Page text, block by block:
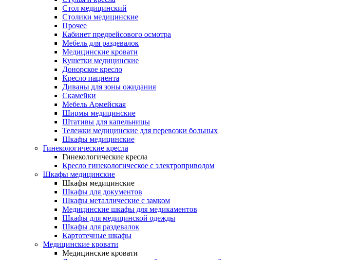
Стол медицинский
Столики медицинские
Прочее
Кабинет предрейсового осмотра
Мебель для раздевалок
Медицинские кровати
Кушетки медицинские
Донорское кресло
Кресло пациента
Диваны для зоны ожидания
Скамейки
Мебель Армейская
Ширмы медицинские
Штативы для капельницы
Тележки медицинские для перевозки больных
Шкафы медицинские
Гинекологические кресла
Гинекологические кресла
Кресло гинекологическое с электроприводом
Шкафы медицинские
Шкафы медицинские
Шкафы для документов
Шкафы металлические с замком
Медицинские шкафы для медикаментов
Шкафы для медицинской одежды
Шкафы для раздевалок
Картотечные шкафы
Медицинские кровати
Медицинские кровати